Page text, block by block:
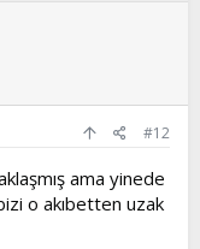
#12
ama yinede
o akıbetten uzak